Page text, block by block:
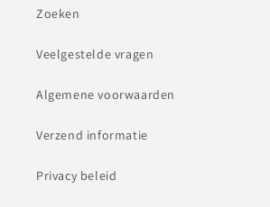
Zoeken
Veelgestelde vragen
Algemene voorwaarden
Verzend informatie
Privacy beleid